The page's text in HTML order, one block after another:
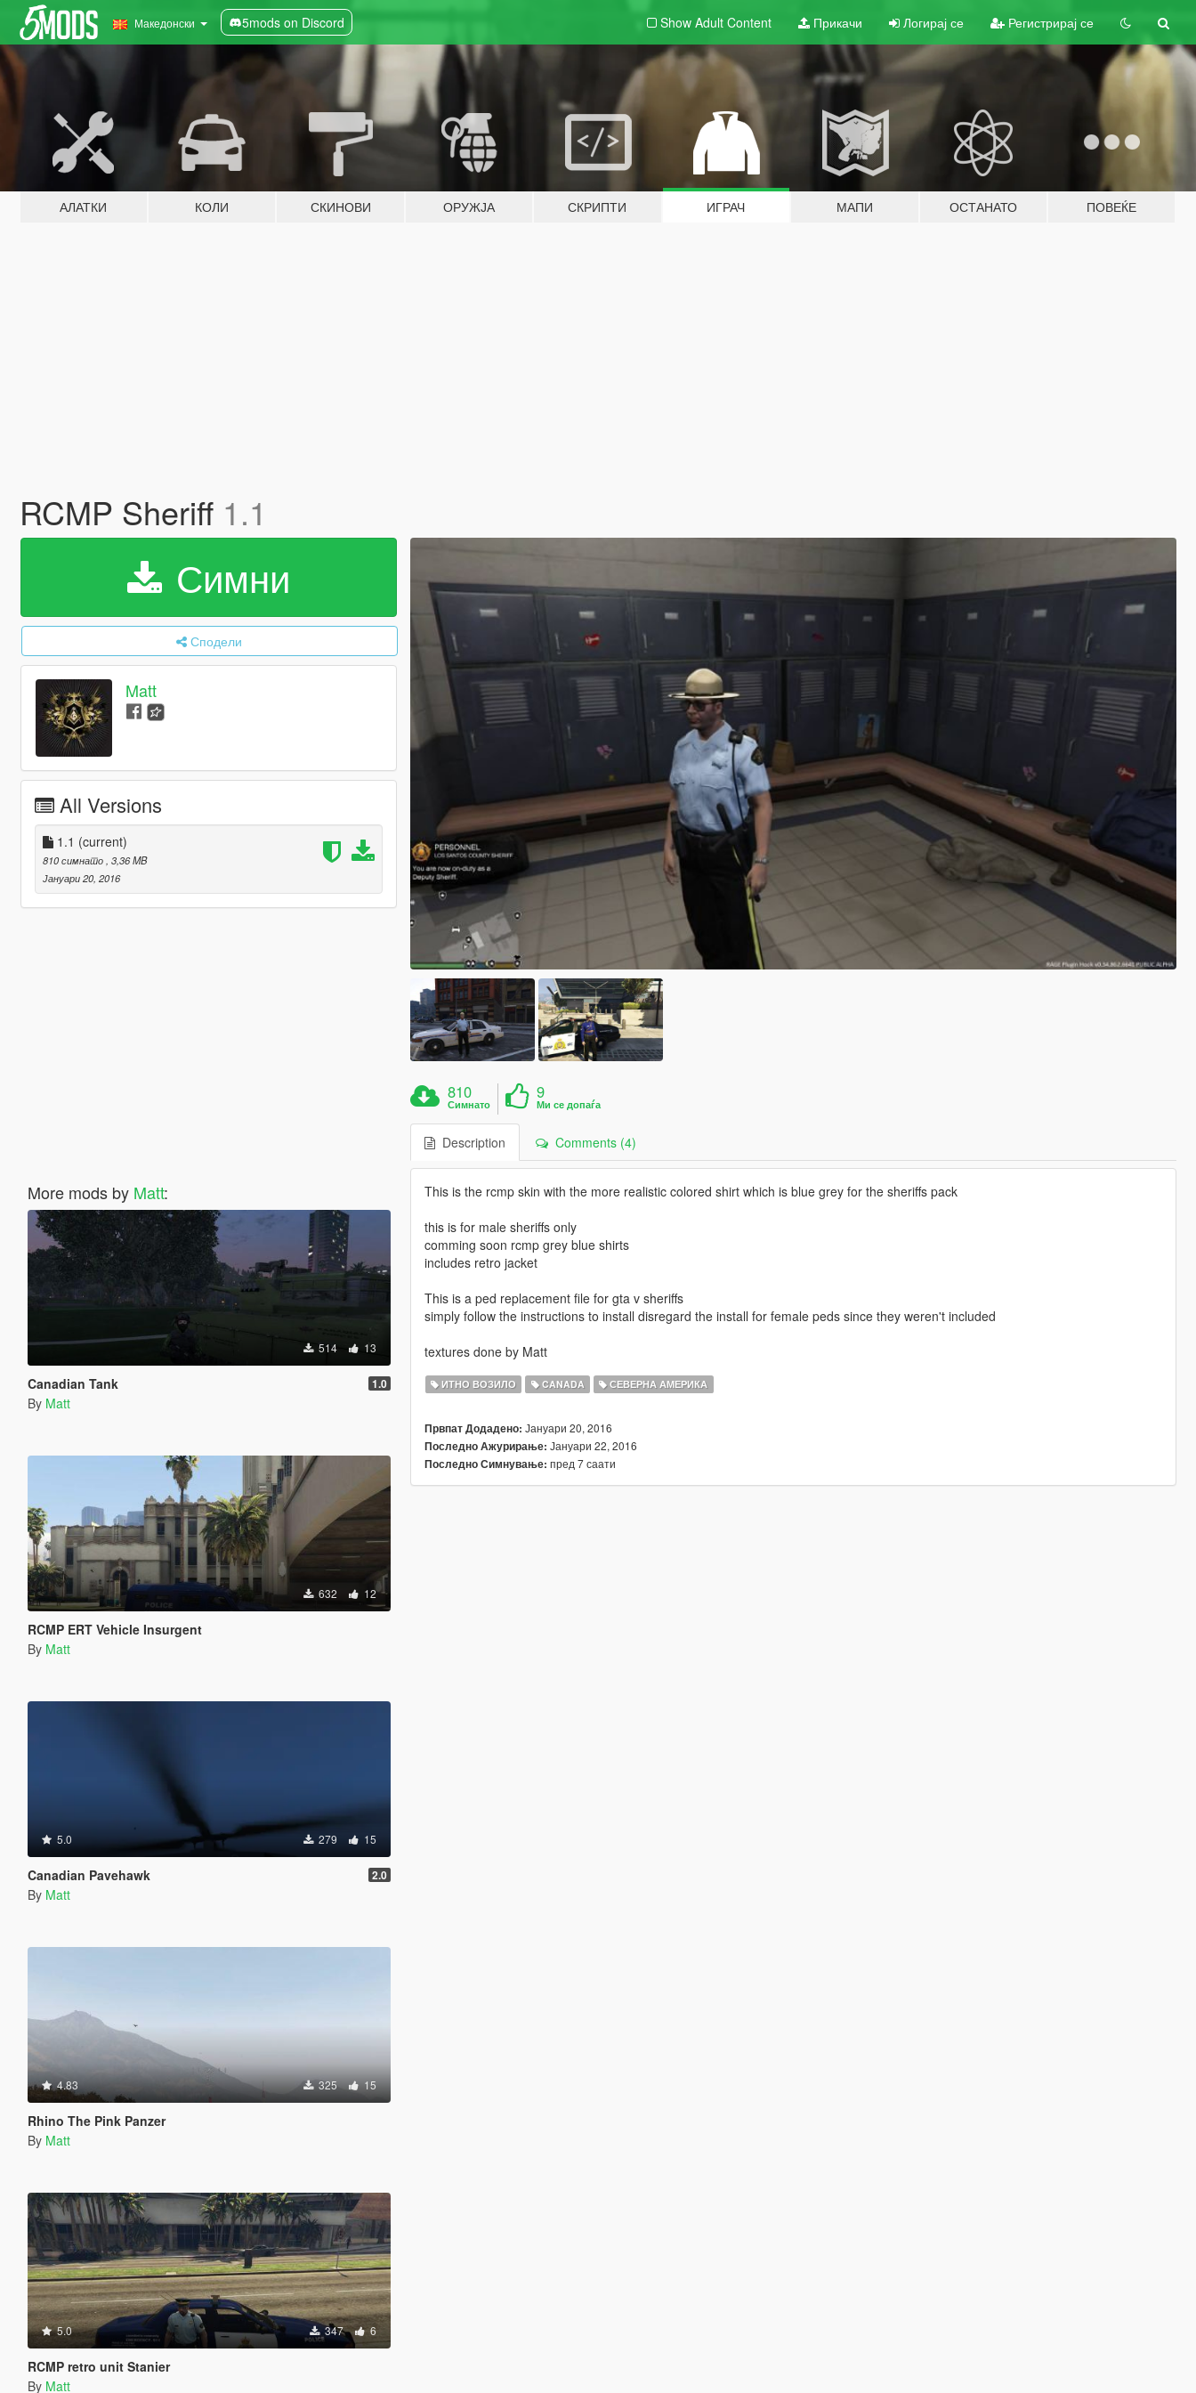
Македонски 5mods on Discord Show Adult Content Прикачи Логирај се Регистрирај се
АЛАТКИ КОЛИ СКИНОВИ ОРУЖЈА СКРИПТИ ИГРАЧ МАПИ ОСТАНАТО ПОВЕЌЕ
RCMP Sheriff 1.1
Симни
Сподели
Matt
All Versions
1.1 (current)
810 симнато , 3,36 MB
Јануари 20, 2016
More mods by Matt:
514 13
Canadian Tank 1.0
By Matt
632 12
RCMP ERT Vehicle Insurgent
By Matt
5.0 279 15
Canadian Pavehawk 2.0
By Matt
4.83 325 15
Rhino The Pink Panzer
By Matt
5.0 347 6
RCMP retro unit Stanier
By Matt
810
Симнато
9
Ми се допаѓа
Description Comments (4)
This is the rcmp skin with the more realistic colored shirt which is blue grey for the sheriffs pack
this is for male sheriffs only
comming soon rcmp grey blue shirts
includes retro jacket
This is a ped replacement file for gta v sheriffs
simply follow the instructions to install disregard the install for female peds since they weren't included
textures done by Matt
ИТНО ВОЗИЛО CANADA СЕВЕРНА АМЕРИКА
Првпат Додадено: Јануари 20, 2016
Последно Ажурирање: Јануари 22, 2016
Последно Симнување: пред 7 саати